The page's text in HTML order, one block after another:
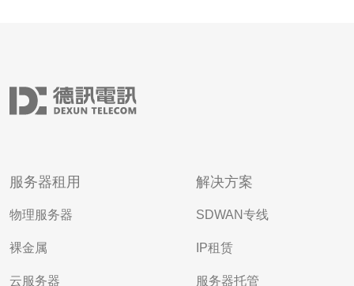
服务器租用
物理服务器
裸金属
云服务器
解决方案
SDWAN专线
IP租赁
服务器托管